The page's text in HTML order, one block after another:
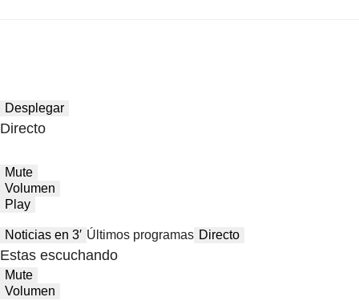
Desplegar
Directo
Mute
Volumen
Play
Noticias en 3′ Últimos programas Directo
Estas escuchando
Mute
Volumen